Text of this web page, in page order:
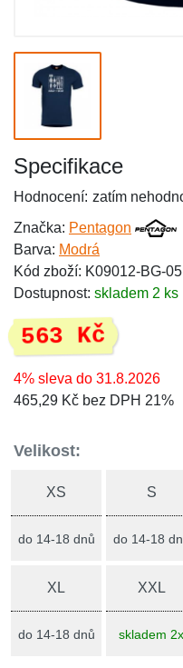
Specifikace
Hodnocení: zatím
Značka: Pentagon
Barva: Modrá
Kód zboží: K09012-BG-
Dostupnost: skladem 2 ks
563 Kč
4% sleva do 31.8.2026
465,29 Kč bez DPH 21%
Velikost:
XS
do 14-18 dnů
S
do 14-18
XL
do 14-18 dnů
XXL
skladem 2x